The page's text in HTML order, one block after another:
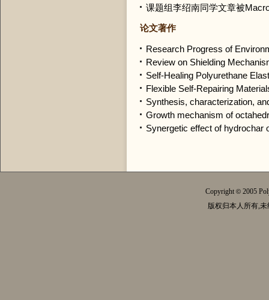
课题组李绍南同学文章被
论文著作
Research Progress of
Review on Shielding
Self-Healing Polyurethane
Flexible Self-Repairing
Synthesis, characterization,
Growth mechanism of
Synergetic effect of hydrochar
Copyright© 2005
版权归本人所有,